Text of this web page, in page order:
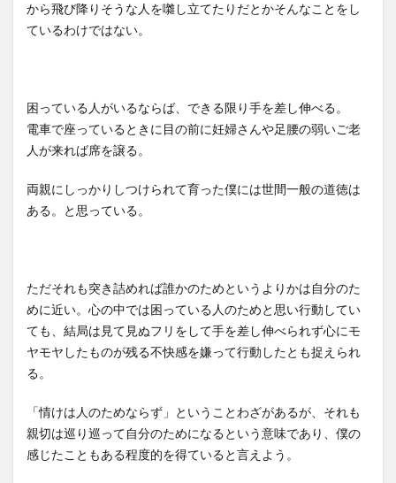
から飛び降りそうな人を囃し立てたりだとかそんなことをし
ているわけではない。
困っている人がいるならば、できる限り手を差し伸べる。
電車で座っているときに目の前に妊婦さんや足腰の弱いご老
人が来れば席を譲る。
両親にしっかりしつけられて育った僕には世間一般の道徳は
ある。と思っている。
ただそれも突き詰めれば誰かのためというよりかは自分のた
めに近い。心の中では困っている人のためと思い行動してい
ても、結局は見て見ぬフリをして手を差し伸べられず心にモ
ヤモヤしたものが残る不快感を嫌って行動したとも捉えられ
る。
「情けは人のためならず」ということわざがあるが、それも
親切は巡り巡って自分のためになるという意味であり、僕の
感じたこともある程度的を得ていると言えよう。